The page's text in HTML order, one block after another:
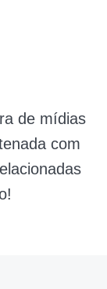
de mídias
com